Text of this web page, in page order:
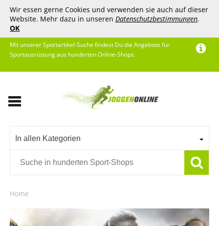
Wir essen gerne Cookies und verwenden sie auch auf dieser
Website. Mehr dazu in unseren Datenschutzbestimmungen.
OK
Mit unserer Sportartikel-Suche findest Du die Angebote für
Sportausrüstung aus hunderten Online-Shops.
In allen Kategorien
Home